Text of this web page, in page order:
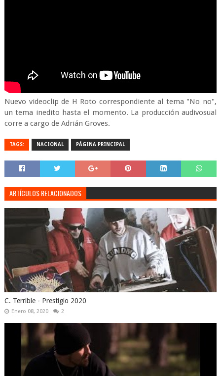
Nuevo videoclip de H Roto correspondiente al tema "No no",
un tema inedito hasta el momento. La producción audivosual
corre a cargo de Adrián Groves.
TAGS: NACIONAL PÁGINA PRINCIPAL
ARTÍCULOS RELACIONADOS
C. Terrible - Prestigio 2020
Enero 08, 2020 2